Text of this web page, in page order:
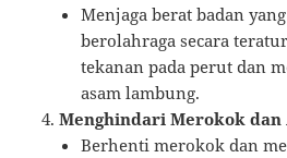
Menjaga berat badan
berolahraga secara
tekanan pada perut dan
asam lambung.
Menghindari Merokok dan
Berhenti merokok dan